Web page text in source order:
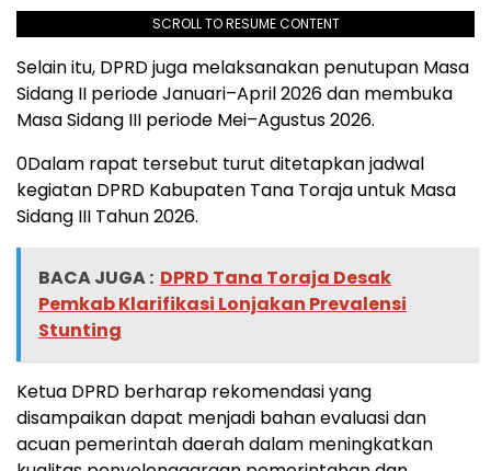
SCROLL TO RESUME CONTENT
Selain itu, DPRD juga melaksanakan penutupan Masa
Sidang II periode Januari–April 2026 dan membuka
Masa Sidang III periode Mei–Agustus 2026.
0Dalam rapat tersebut turut ditetapkan jadwal
kegiatan DPRD Kabupaten Tana Toraja untuk Masa
Sidang III Tahun 2026.
BACA JUGA : DPRD Tana Toraja Desak
Pemkab Klarifikasi Lonjakan Prevalensi
Stunting
Ketua DPRD berharap rekomendasi yang
disampaikan dapat menjadi bahan evaluasi dan
acuan pemerintah daerah dalam meningkatkan